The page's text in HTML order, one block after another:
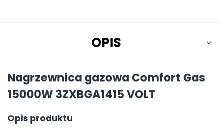
OPIS
Nagrzewnica gazowa Comfort Gas
15000W 3ZXBGA1415 VOLT
Opis produktu